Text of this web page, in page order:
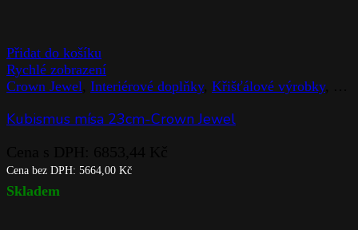
Přidat do košíku
Rychlé zobrazení
Crown Jewel Interiérové doplňky, Křišťálové výrobky,
Kubismus mísa 23cm-Crown Jewel
Cena bez DPH: 5664,00 Kč
Skladem